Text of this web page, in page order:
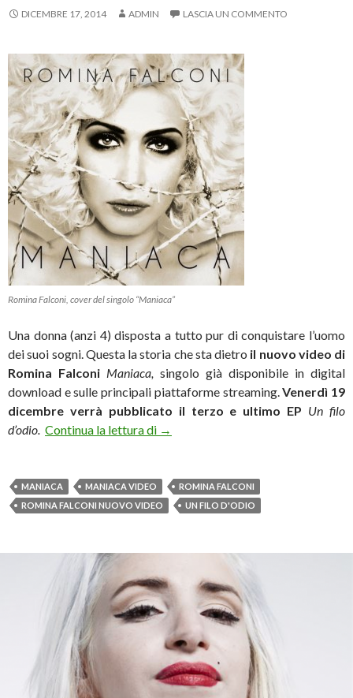
DICEMBRE 17, 2014 ADMIN LASCIA UN COMMENTO
Romina Falconi, cover del singolo “Maniaca”
Una donna (anzi 4) disposta a tutto pur di conquistare l’uomo
dei suoi sogni. Questa la storia che sta dietro il nuovo video di
Romina Falconi Maniaca, singolo già disponibile in digital
download e sulle principali piattaforme streaming.Venerdì 19
dicembre verrà pubblicato il terzo e ultimo EP Un filo
d’odio. Continua la lettura di Romina Falconi e la follia femminile
→
MANIACA MANIACA VIDEO
ROMINA FALCONI
ROMINA FALCONI NUOVO VIDEO
UN FILO D'ODIO